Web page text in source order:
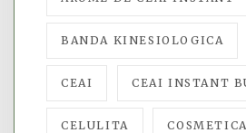
BANDA KINESIOLOGICA
CEAI CEAI INSTANT
CELULITA COSMETICA